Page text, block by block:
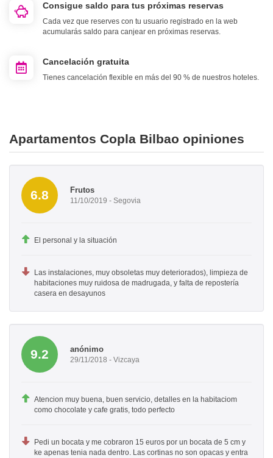
Consigue saldo para tus próximas reservas
Cada vez que reserves con tu usuario registrado en la web
acumularás saldo para canjear en próximas reservas.
Cancelación gratuita
Tienes cancelación flexible en más del 90 % de nuestros hoteles.
Apartamentos Copla Bilbao opiniones
6.8 Frutos
11/10/2019 - Segovia
El personal y la situación
Las instalaciones, muy obsoletas muy deteriorados), limpieza de
habitaciones muy ruidosa de madrugada, y falta de repostería
casera en desayunos
9.2 anónimo
29/11/2018 - Vizcaya
Atencion muy buena, buen servicio, detalles en la habitaciom
como chocolate y cafe gratis, todo perfecto
Pedi un bocata y me cobraron 15 euros por un bocata de 5 cm y
ke apenas tenia nada dentro. Las cortinas no son opacas y entra